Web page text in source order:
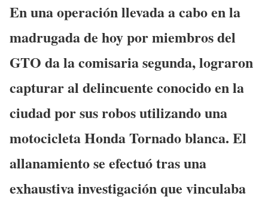
En una operación llevada a cabo en la
madrugada de hoy por miembros del
GTO da la comisaria segunda, lograron
capturar al delincuente conocido en la
ciudad por sus robos utilizando una
motocicleta Honda Tornado blanca. El
allanamiento se efectuó tras una
exhaustiva investigación que vinculaba